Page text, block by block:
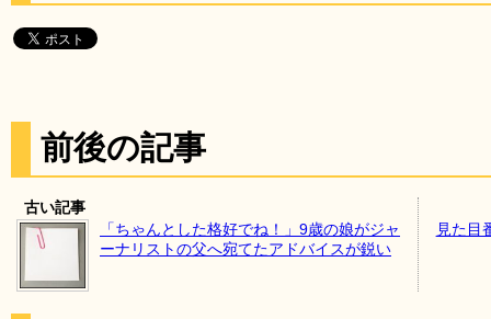
前後の記事
古い記事
「ちゃんとした格好でね！」9歳の娘がジャ
ーナリストの父へ宛てたアドバイスが鋭い
見た目